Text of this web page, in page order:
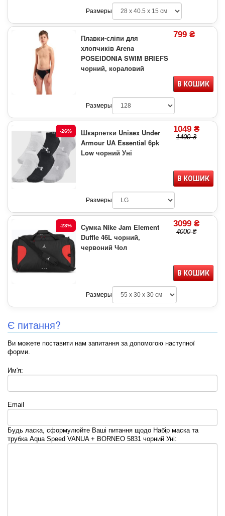
Размеры
Плавки-сліпи для
хлопчиків Arena
POSEIDONIA SWIM BRIEFS
чорний, кораловий
799 ₴
В КОШИК
Размеры
-26%
Шкарпетки Unisex Under
Armour UA Essential 6pk
Low чорний Уні
1049 ₴
1400 ₴
В КОШИК
Размеры
-23%
Сумка Nike Jam Element
Duffle 46L чорний,
червоний Чол
3099 ₴
4000 ₴
В КОШИК
Размеры
Є питання?
Ви можете поставити нам запитання за допомогою наступної
форми.
Им'я:
Email
Будь ласка, сформулюйте Ваші питання щодо Набір маска та
трубка Aqua Speed VANUA + BORNEO 5831 чорний Уні: